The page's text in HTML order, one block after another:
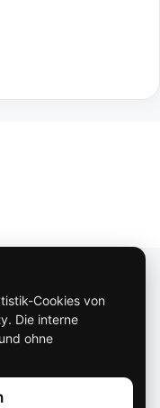
Cookies von
Die interne
ohne